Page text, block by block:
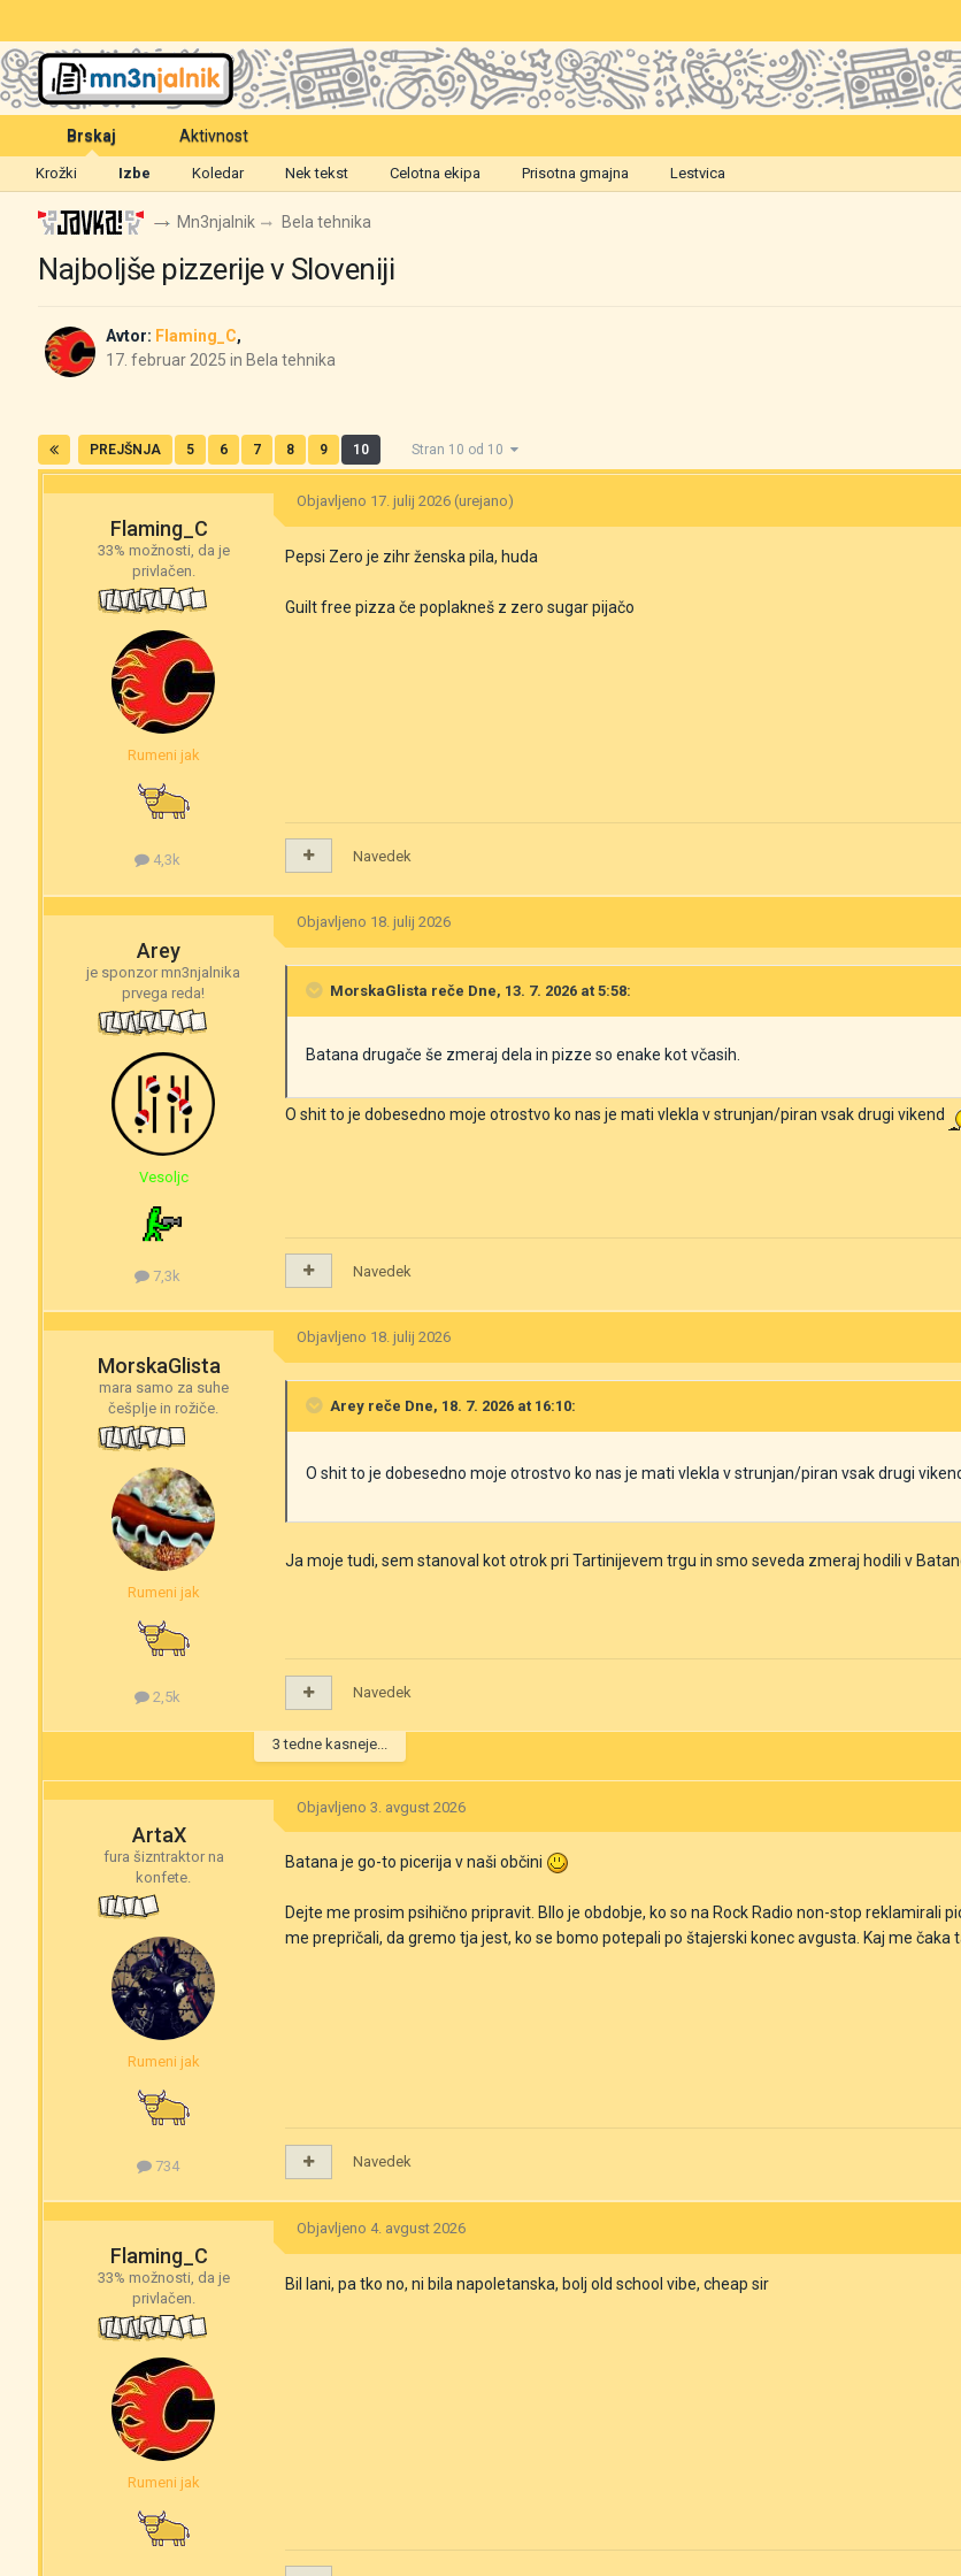
Brskaj
Krožki Izbe Koledar Nek tekst Celotna ekipa Prisotna gmajna Lestvica
Aktivnost
Mn3njalnik Bela tehnika
Najboljše pizzerije v Sloveniji
Avtor: Flaming_C,
17. februar 2025 in Bela tehnika
PREJŠNJA 5 6 7 8 9 10 Stran 10 od 10
Flaming_C
33% možnosti, da je
privlačen.
Rumeni jak
4,3k
Objavljeno 17. julij 2026 (urejano)
Pepsi Zero je zihr ženska pila, huda
Guilt free pizza če poplakneš z zero sugar pijačo
Navedek
Arey
je sponzor mn3njalnika
prvega reda!
Vesoljc
7,3k
Objavljeno 18. julij 2026
MorskaGlista reče Dne, 13. 7. 2026 at 5:58:
Batana drugače še zmeraj dela in pizze so enake kot včasih.
O shit to je dobesedno moje otrostvo ko nas je mati vlekla v strunjan/piran vsak drugi vikend
Navedek
MorskaGlista
mara samo za suhe
češplje in rožiče.
Rumeni jak
2,5k
Objavljeno 18. julij 2026
Arey reče Dne, 18. 7. 2026 at 16:10:
O shit to je dobesedno moje otrostvo ko nas je mati vlekla v strunjan/piran vsak drugi
Ja moje tudi, sem stanoval kot otrok pri Tartinijevem trgu in smo seveda zmeraj hodili v
Navedek
3 tedne kasneje...
ArtaX
fura šizntraktor na
konfete.
Rumeni jak
734
Objavljeno3. avgust 2026
Batana je go-to picerija v naši občini
Dejte me prosim psihično pripravit. BIlo je obdobje, ko so na Rock Radio non-stop reklamirali
me prepričali, da gremo tja jest, ko se bomo potepali po štajerski konec avgusta. Kaj me čaka
Navedek
Flaming_C
33% možnosti, da je
privlačen.
Rumeni jak
Objavljeno 4. avgust 2026
Bil lani, pa tko no, ni bila napoletanska, bolj old school vibe, cheap sir